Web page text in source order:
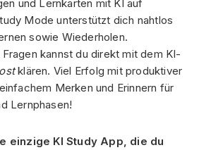
und Lernkarten mit KI auf
Mode unterstützt dich nahtlos
sowie Wiederholen.
kannst du direkt mit dem KI-
klären. Viel Erfolg mit produktiver
Merken und Erinnern für
Lernphasen!
einzige KI Study App, die du